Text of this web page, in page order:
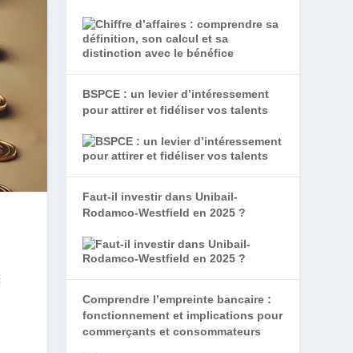
BSPCE : un levier d’intéressement
pour attirer et fidéliser vos talents
Faut-il investir dans Unibail-
Rodamco-Westfield en 2025 ?
Comprendre l’empreinte bancaire :
fonctionnement et implications pour
commerçants et consommateurs